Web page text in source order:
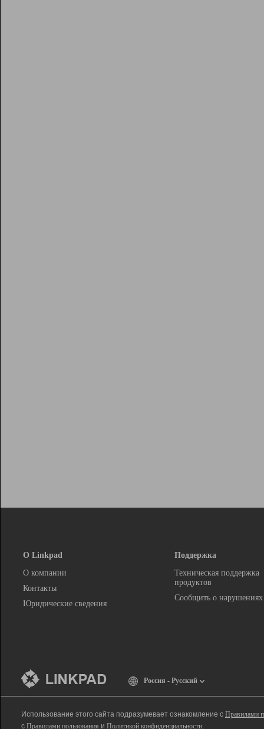
О Linkpad
О компании
Контакты
Юридические сведения
Поддержка
Техническая поддержка
продуктов
Сообщить о нарушениях
Россия - Русский
Использование этого сайта подразумевает ознакомление с Правилами
с Правилами пользования и Политикой конфиденциальности.